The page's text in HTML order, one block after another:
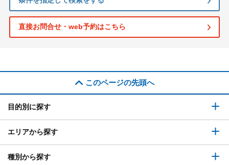
直接お問合せ・web予約はこちら
このページの先頭へ
目的別に探す
エリアから探す
種別から探す